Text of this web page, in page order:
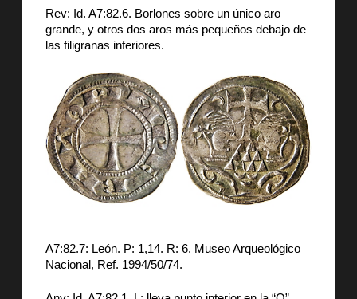
Rev: Id. A7:82.6. Borlones sobre un único aro
grande, y otros dos aros más pequeños debajo de
las filigranas inferiores.
A7:82.7: León. P: 1,14. R: 6. Museo Arqueológico
Nacional, Ref. 1994/50/74.